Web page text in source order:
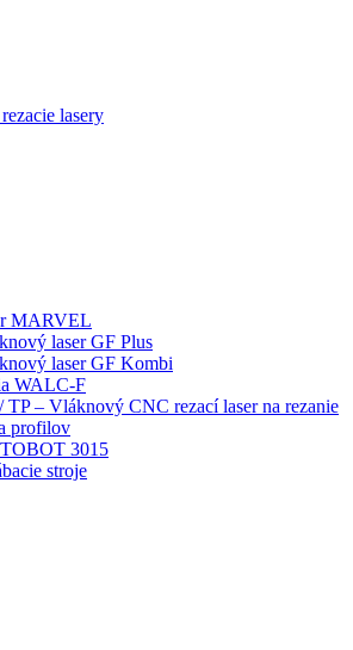
lasery
MARVEL
laser GF Plus
laser GF Kombi
WALC-F
TP – Vláknový CNC rezací laser na rezanie
profilov
3015
stroje